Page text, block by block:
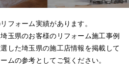
フォーム実績があります。
玉県のお客様のリフォーム施工事例
した埼玉県の施工店情報を掲載して
ムの参考としてご覧ください。